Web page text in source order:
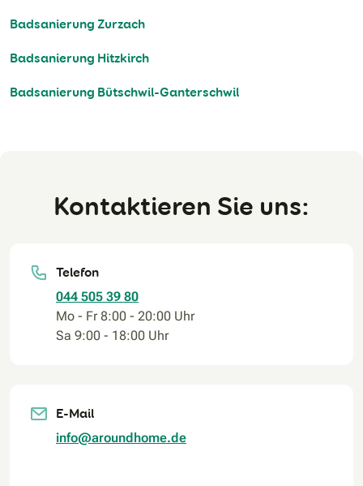
Badsanierung Zurzach
Badsanierung Hitzkirch
Badsanierung Bütschwil-Ganterschwil
Kontaktieren Sie uns:
Telefon
044 505 39 80
Mo - Fr 8:00 - 20:00 Uhr
Sa 9:00 - 18:00 Uhr
E-Mail
info@aroundhome.de